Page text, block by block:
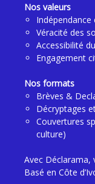
Nos valeurs
Indépendance
Véracité des
Accessibilité
Engagement
Nos formats
Brèves &
Décryptages
Couvertures
culture)
Avec Déclarama,
Basé en Côte